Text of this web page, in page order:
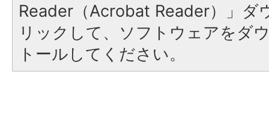
Reader（Acrobat Reader）」ダ
リックして、ソフトウェアをダ
トールしてください。